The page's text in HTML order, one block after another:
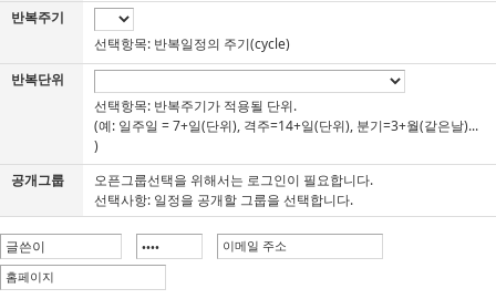
반복주기
선택항목: 반복일정의 주기(cycle)
반복단위
선택항목: 반복주기가 적용될 단위.
(예: 일주일 = 7+일(단위), 격주=14+일(단위), 분기=3+월(같은날)...
)
공개그룹
오픈그룹선택을 위해서는 로그인이 필요합니다.
선택사항: 일정을 공개할 그룹을 선택합니다.